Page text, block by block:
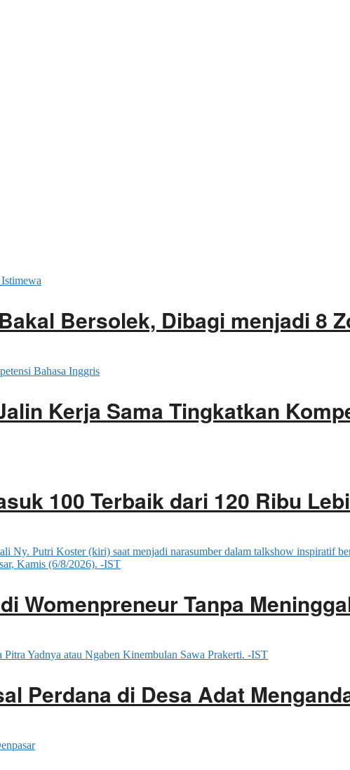
Bersolek, Dibagi menjadi 8
Kerja Sama Tingkatkan
100 Terbaik dari 120 Ribu
Womenpreneur Tanpa
Perdana di Desa Adat